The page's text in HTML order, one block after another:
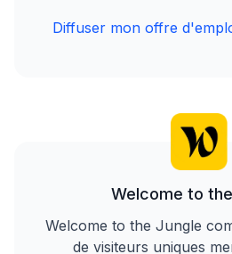
Diffuser mon offre
Welcome to
Welcome to the Jungle
de visiteurs uniques